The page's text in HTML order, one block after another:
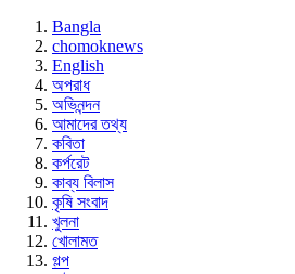
Bangla
chomoknews
English
অপরাধ
অভিনন্দন
আমাদের তথ্য
কবিতা
কর্পরেট
কাব্য বিলাস
কৃষি সংবাদ
খুলনা
খোলামত
গল্প